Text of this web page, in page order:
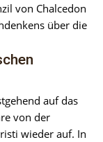
von Chalcedon
über die
auf das
von der
wieder auf. In